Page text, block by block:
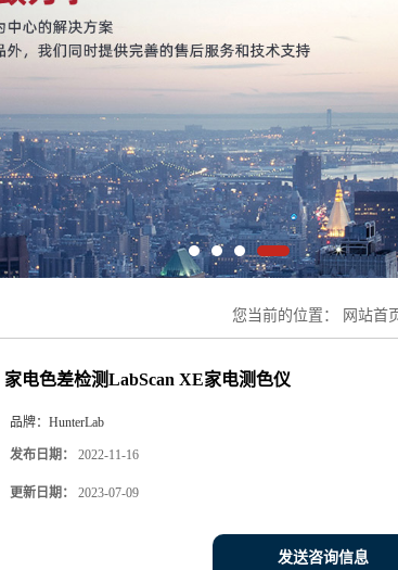
您当前的位置： 网站首
家电色差检测LabScan XE家电测色仪
品牌： HunterLab
发布日期： 2022-11-16
更新日期： 2023-07-09
发送咨询信息